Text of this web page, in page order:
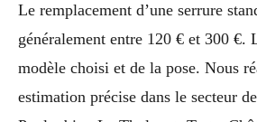
Le remplacement d’une serrure
généralement entre 120 € et 300 €.
modèle choisi et de la pose. Nous
estimation précise dans le secteur